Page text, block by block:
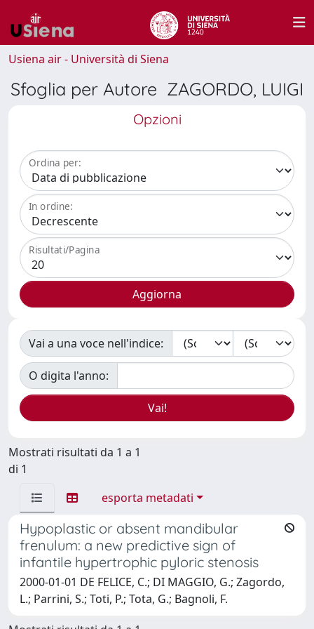
Usiena air - Università di Siena
Sfoglia per Autore ZAGORDO, LUIGI
Opzioni
Ordina per:
In ordine:
Risultati/Pagina
Vai a una voce nell'indice:
O digita l'anno:
Mostrati risultati da 1 a 1
di 1
esporta metadati
Hypoplastic or absent mandibular
frenulum: a new predictive sign of
infantile hypertrophic pyloric stenosis
2000-01-01 DE FELICE, C.; DI MAGGIO, G.; Zagordo,
L.; Parrini, S.; Toti, P.; Tota, G.; Bagnoli, F.